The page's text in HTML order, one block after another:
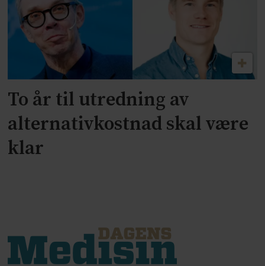
To år til utredning av
alternativkostnad skal være
klar